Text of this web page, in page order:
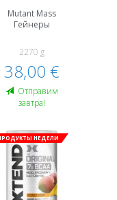
Mutant Mass
Гейнеры
2270 g
38,00 €
Oтправим
завтра!
недели